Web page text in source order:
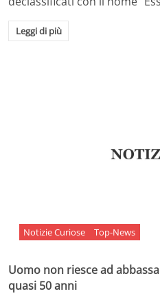
Leggi di più
Notizie Curiose Top-News
Uomo non riesce ad
quasi 50 anni